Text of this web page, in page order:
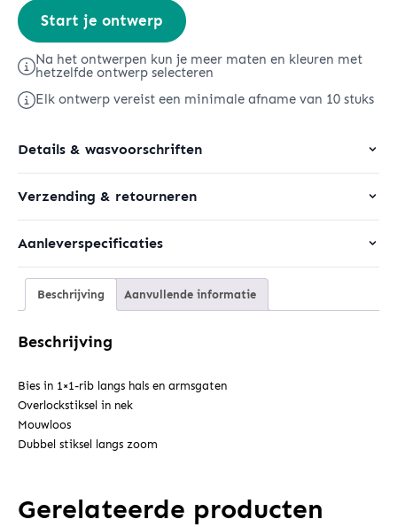
Stella
Ava
aantal
Start je ontwerp
Na het ontwerpen kun je meer maten en kleuren met
hetzelfde ontwerp selecteren
Elk ontwerp vereist een minimale afname van 10 stuks
Details & wasvoorschriften
Verzending & retourneren
Aanleverspecificaties
Beschrijving Aanvullende informatie
Beschrijving
Bies in 1×1-rib langs hals en armsgaten
Overlockstiksel in nek
Mouwloos
Dubbel stiksel langs zoom
Gerelateerde producten